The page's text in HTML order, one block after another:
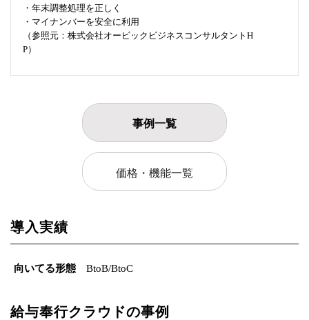
・年末調整処理を正しく
・マイナンバーを安全に利用
（参照元：株式会社オービックビジネスコンサルタントH
P）
事例一覧
価格・機能一覧
導入実績
向いてる形態 BtoB/BtoC
給与奉行クラウドの事例